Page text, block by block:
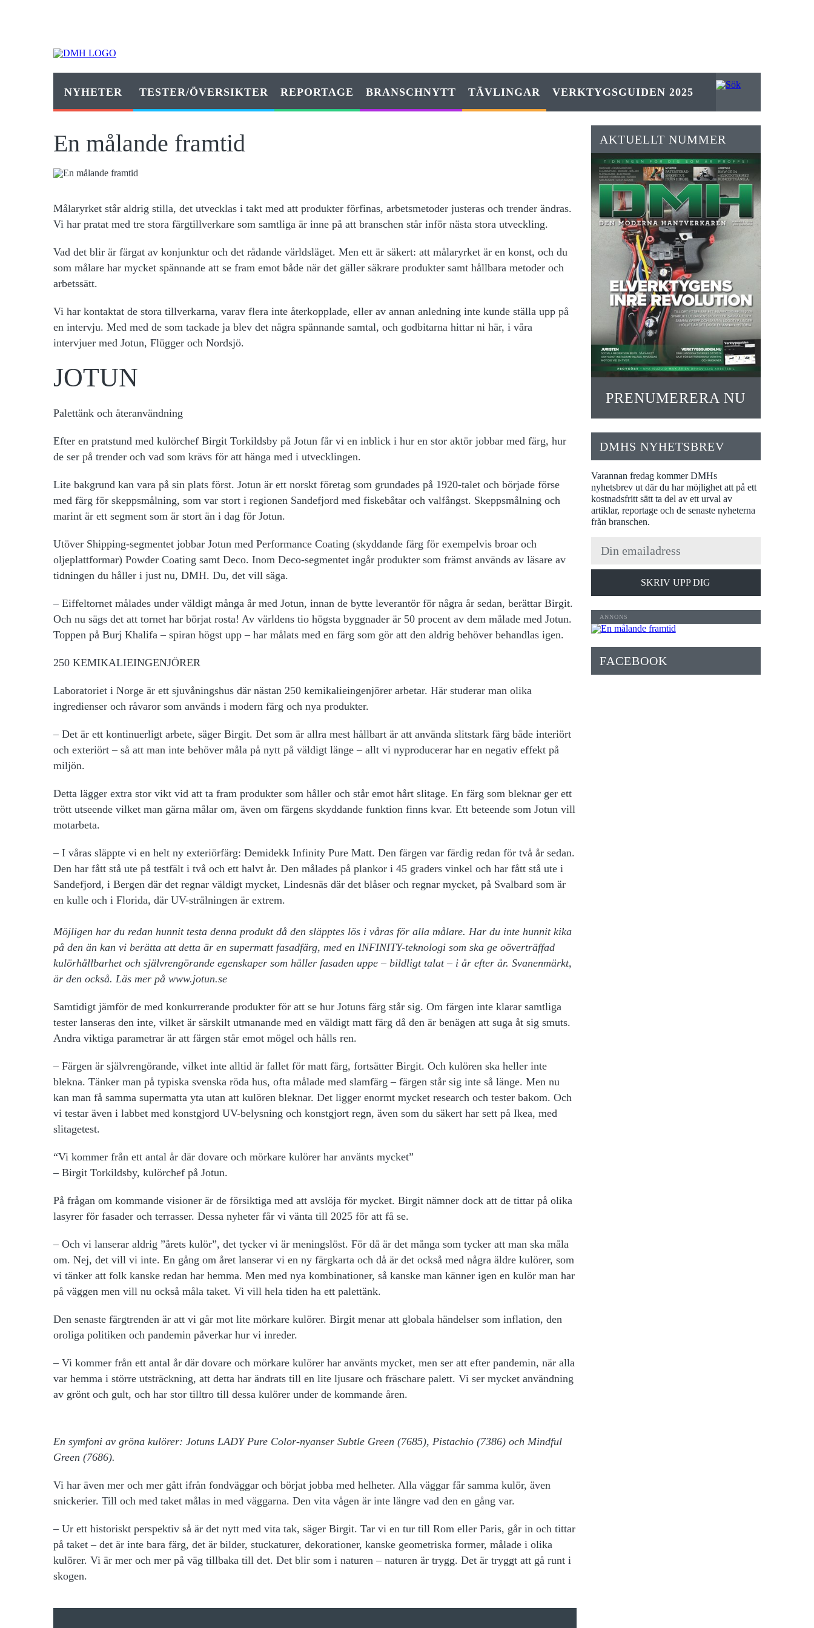
NYHETER TESTER/ÖVERSIKTER REPORTAGE BRANSCHNYTT TÄVLINGAR VERKTYGSGUIDEN 2025
En målande framtid
Målaryrket står aldrig stilla, det utvecklas i takt med att produkter förfinas, arbetsmetoder justeras och trender ändras.
Vi har pratat med tre stora färgtillverkare som samtliga är inne på att branschen står inför nästa stora utveckling.
Vad det blir är färgat av konjunktur och det rådande världsläget. Men ett är säkert: att målaryrket är en konst, och du
som målare har mycket spännande att se fram emot både när det gäller säkrare produkter samt hållbara metoder och
arbetssätt.
Vi har kontaktat de stora tillverkarna, varav flera inte återkopplade, eller av annan anledning inte kunde ställa upp på
en intervju. Med med de som tackade ja blev det några spännande samtal, och godbitarna hittar ni här, i våra
intervjuer med Jotun, Flügger och Nordsjö.
JOTUN
Palettänk och återanvändning
Efter en pratstund med kulörchef Birgit Torkildsby på Jotun får vi en inblick i hur en stor aktör jobbar med färg, hur
de ser på trender och vad som krävs för att hänga med i utvecklingen.
Lite bakgrund kan vara på sin plats först. Jotun är ett norskt företag som grundades på 1920-talet och började förse
med färg för skeppsmålning, som var stort i regionen Sandefjord med fiskebåtar och valfångst. Skeppsmålning och
marint är ett segment som är stort än i dag för Jotun.
Utöver Shipping-segmentet jobbar Jotun med Performance Coating (skyddande färg för exempelvis broar och
oljeplattformar) Powder Coating samt Deco. Inom Deco-segmentet ingår produkter som främst används av läsare av
tidningen du håller i just nu, DMH. Du, det vill säga.
– Eiffeltornet målades under väldigt många år med Jotun, innan de bytte leverantör för några år sedan, berättar Birgit.
Och nu sägs det att tornet har börjat rosta! Av världens tio högsta byggnader är 50 procent av dem målade med Jotun.
Toppen på Burj Khalifa – spiran högst upp – har målats med en färg som gör att den aldrig behöver behandlas igen.
250 KEMIKALIEINGENJÖRER
Laboratoriet i Norge är ett sjuvåningshus där nästan 250 kemikalieingenjörer arbetar. Här studerar man olika
ingredienser och råvaror som används i modern färg och nya produkter.
– Det är ett kontinuerligt arbete, säger Birgit. Det som är allra mest hållbart är att använda slitstark färg både interiört
och exteriört – så att man inte behöver måla på nytt på väldigt länge – allt vi nyproducerar har en negativ effekt på
miljön.
Detta lägger extra stor vikt vid att ta fram produkter som håller och står emot hårt slitage. En färg som bleknar ger ett
trött utseende vilket man gärna målar om, även om färgens skyddande funktion finns kvar. Ett beteende som Jotun vill
motarbeta.
– I våras släppte vi en helt ny exteriörfärg: Demidekk Infinity Pure Matt. Den färgen var färdig redan för två år sedan.
Den har fått stå ute på testfält i två och ett halvt år. Den målades på plankor i 45 graders vinkel och har fått stå ute i
Sandefjord, i Bergen där det regnar väldigt mycket, Lindesnäs där det blåser och regnar mycket, på Svalbard som är
en kulle och i Florida, där UV-strålningen är extrem.
Möjligen har du redan hunnit testa denna produkt då den släpptes lös i våras för alla målare. Har du inte hunnit kika
på den än kan vi berätta att detta är en supermatt fasadfärg, med en INFINITY-teknologi som ska ge oöverträffad
kulörhållbarhet och självrengörande egenskaper som håller fasaden uppe – bildligt talat – i år efter år. Svanenmärkt,
är den också. Läs mer på www.jotun.se
Samtidigt jämför de med konkurrerande produkter för att se hur Jotuns färg står sig. Om färgen inte klarar samtliga
tester lanseras den inte, vilket är särskilt utmanande med en väldigt matt färg då den är benägen att suga åt sig smuts.
Andra viktiga parametrar är att färgen står emot mögel och hålls ren.
– Färgen är självrengörande, vilket inte alltid är fallet för matt färg, fortsätter Birgit. Och kulören ska heller inte
blekna. Tänker man på typiska svenska röda hus, ofta målade med slamfärg – färgen står sig inte så länge. Men nu
kan man få samma supermatta yta utan att kulören bleknar. Det ligger enormt mycket research och tester bakom. Och
vi testar även i labbet med konstgjord UV-belysning och konstgjort regn, även som du säkert har sett på Ikea, med
slitagetest.
“Vi kommer från ett antal år där dovare och mörkare kulörer har använts mycket”
– Birgit Torkildsby, kulörchef på Jotun.
På frågan om kommande visioner är de försiktiga med att avslöja för mycket. Birgit nämner dock att de tittar på olika
lasyrer för fasader och terrasser. Dessa nyheter får vi vänta till 2025 för att få se.
– Och vi lanserar aldrig ”årets kulör”, det tycker vi är meningslöst. För då är det många som tycker att man ska måla
om. Nej, det vill vi inte. En gång om året lanserar vi en ny färgkarta och då är det också med några äldre kulörer, som
vi tänker att folk kanske redan har hemma. Men med nya kombinationer, så kanske man känner igen en kulör man har
på väggen men vill nu också måla taket. Vi vill hela tiden ha ett palettänk.
Den senaste färgtrenden är att vi går mot lite mörkare kulörer. Birgit menar att globala händelser som inflation, den
oroliga politiken och pandemin påverkar hur vi inreder.
– Vi kommer från ett antal år där dovare och mörkare kulörer har använts mycket, men ser att efter pandemin, när alla
var hemma i större utsträckning, att detta har ändrats till en lite ljusare och fräschare palett. Vi ser mycket användning
av grönt och gult, och har stor tilltro till dessa kulörer under de kommande åren.
En symfoni av gröna kulörer: Jotuns LADY Pure Color-nyanser Subtle Green (7685), Pistachio (7386) och Mindful
Green (7686).
Vi har även mer och mer gått ifrån fondväggar och börjat jobba med helheter. Alla väggar får samma kulör, även
snickerier. Till och med taket målas in med väggarna. Den vita vågen är inte längre vad den en gång var.
– Ur ett historiskt perspektiv så är det nytt med vita tak, säger Birgit. Tar vi en tur till Rom eller Paris, går in och tittar
på taket – det är inte bara färg, det är bilder, stuckaturer, dekorationer, kanske geometriska former, målade i olika
kulörer. Vi är mer och mer på väg tillbaka till det. Det blir som i naturen – naturen är trygg. Det är tryggt att gå runt i
skogen.
AKTUELLT NUMMER
PRENUMERERA NU
DMHS NYHETSBREV
Varannan fredag kommer DMHs
nyhetsbrev ut där du har möjlighet att på ett
kostnadsfritt sätt ta del av ett urval av
artiklar, reportage och de senaste nyheterna
från branschen.
SKRIV UPP DIG
FACEBOOK